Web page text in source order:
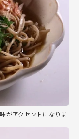
がアクセントになりま